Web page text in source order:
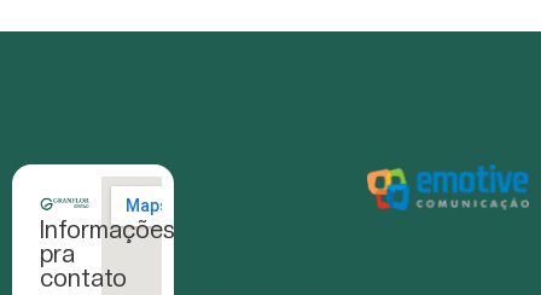
Informações
pra
contato